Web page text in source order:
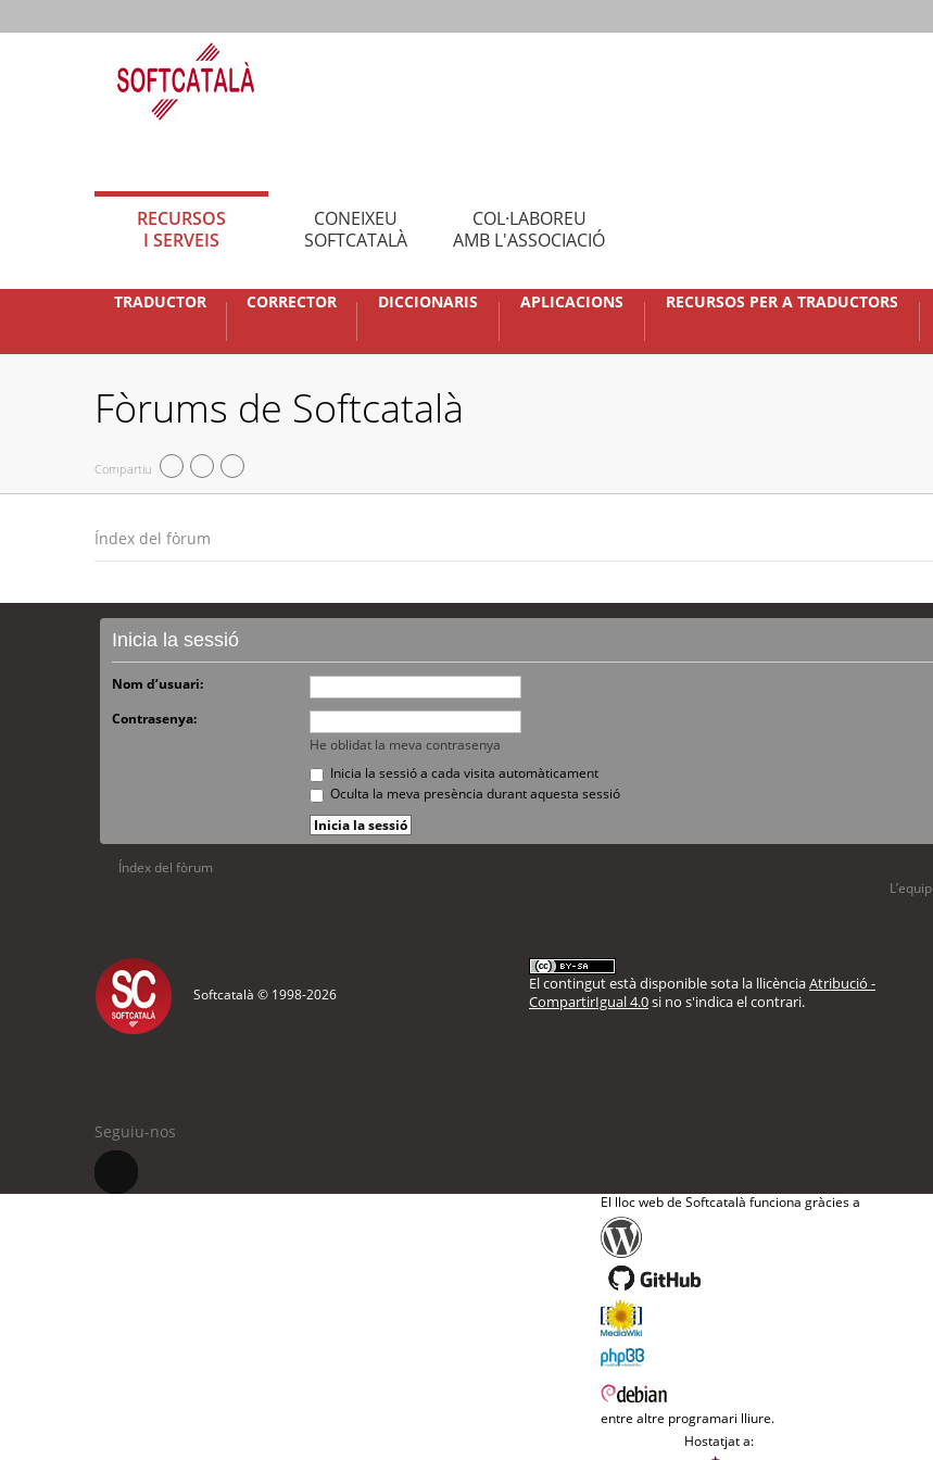
RECURSOS
I SERVEIS
CONEIXEU
SOFTCATALÀ
COL·LABOREU
AMB L'ASSOCIACIÓ
TRADUCTOR CORRECTOR DICCIONARIS APLICACIONS RECURSOS PER A TRADUCTORS
Fòrums de Softcatalà
Compartiu
Índex del fòrum
Inicia la sessió
Nom d’usuari:
Contrasenya:
He oblidat la meva contrasenya
Inicia la sessió a cada visita automàticament
Oculta la meva presència durant aquesta sessió
Índex del fòrum
L’equip
Softcatalà © 1998-2026
El contingut està disponible sota la llicènciaAtribució -
CompartirIgual 4.0si no s'indica el contrari.
Seguiu-nos
El lloc web de Softcatalà funciona gràcies a
entre altre programari lliure.
Hostatjat a: